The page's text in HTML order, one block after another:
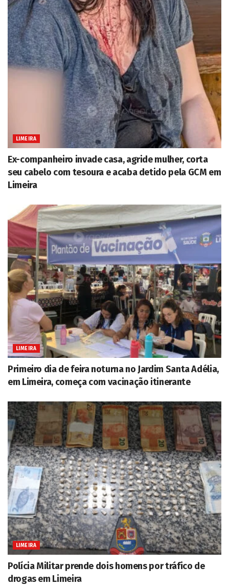
LIMEIRA
Ex-companheiro invade casa, agride mulher, corta
seu cabelo com tesoura e acaba detido pela GCM em
Limeira
LIMEIRA
Primeiro dia de feira noturna no Jardim Santa Adélia,
em Limeira, começa com vacinação itinerante
LIMEIRA
Polícia Militar prende dois homens por tráfico de
drogas em Limeira